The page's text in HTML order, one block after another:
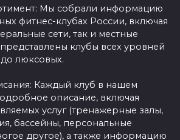
Мы собрали информацию
фитнес-клубах России, включая
сети, так и местные
клубы всех уровней
люксовых.
Каждый клуб в нашем
описание, включая
услуг (тренажерные залы,
бассейны, персональные
другое), а также информацию